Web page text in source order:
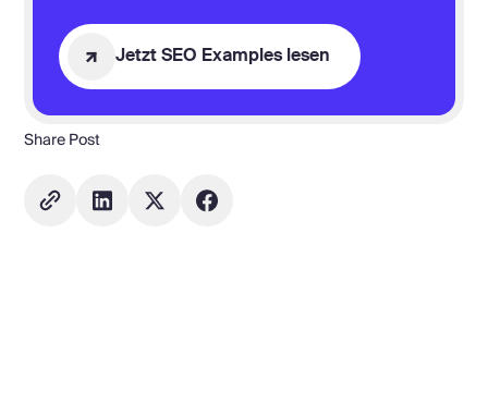
Share Post
Jetzt SEO Examples lesen